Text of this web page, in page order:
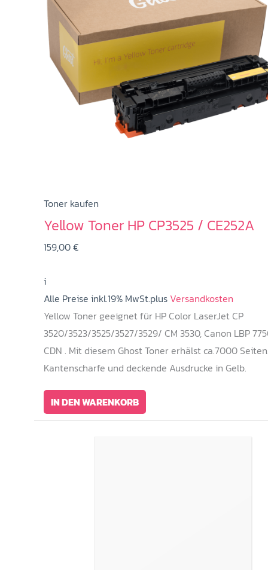
Toner kaufen
Yellow Toner HP CP3525 / CE252A
159,00€
i
Alle Preise inkl.19% MwSt.plusVersandkosten
Yellow Toner geeignet für HP Color LaserJet CP
3520/3523/3525/3527/3529/ CM 3530, Canon LBP
CDN . Mit diesem Ghost Toner erhälst ca.7000
Kantenscharfe und deckende Ausdrucke in Gelb.
IN DEN WARENKORB